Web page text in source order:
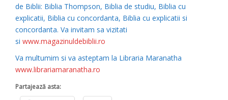
de Biblii: Biblia Thompson, Biblia de studiu, Biblia cu
explicatii, Biblia cu concordanta, Biblia cu explicatii si
concordanta. Va invitam sa vizitati
si www.magazinuldebiblii.ro
Va multumim si va asteptam la Libraria Maranatha
www.librariamaranatha.ro
Partajează asta: